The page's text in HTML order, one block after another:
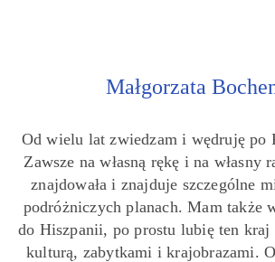
Małgorzata
Od wielu lat zwiedzam i wędruję po
Zawsze na własną rękę i na własny
znajdowała i znajduje szczególne
podróżniczych planach. Mam także
do Hiszpanii, po prostu lubię ten kraj
kulturą, zabytkami i krajobrazami.